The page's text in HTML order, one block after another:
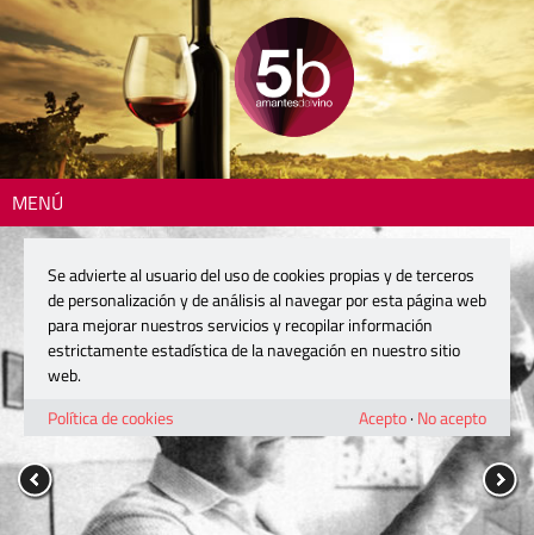
MENÚ
Se advierte al usuario del uso de cookies propias y de terceros
de personalización y de análisis al navegar por esta página web
para mejorar nuestros servicios y recopilar información
estrictamente estadística de la navegación en nuestro sitio
web.
Política de cookies
Acepto· No acepto